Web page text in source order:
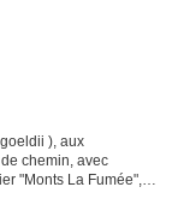
), aux
chemin, avec
"Monts La Fumée",